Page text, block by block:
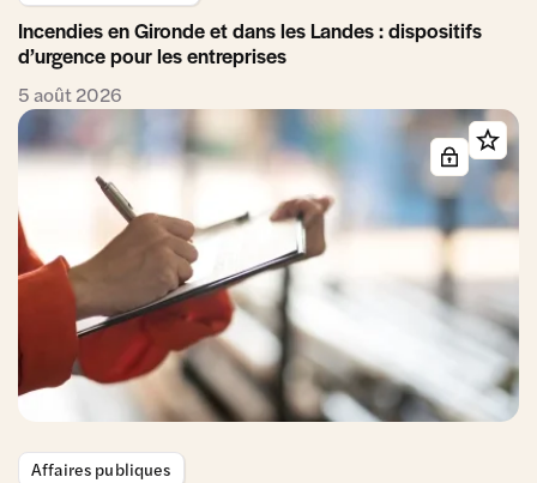
Incendies en Gironde et dans les Landes : dispositifs
d’urgence pour les entreprises
5 août 2026
Affaires publiques